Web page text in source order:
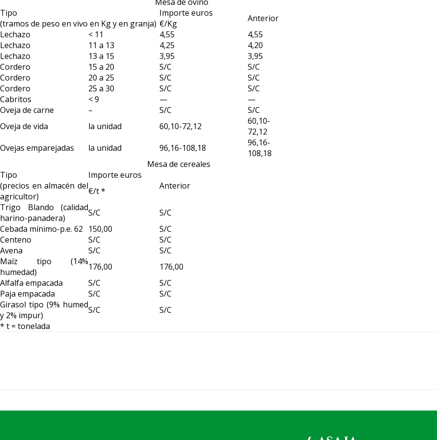
Tipo
Importe euros Anterior
(tramos de peso en vivo en Kg y en granja) €/Kg
Lechazo
< 11 4,55
4,55
Lechazo
11 a 13 4,25
4,20
Lechazo
13 a 15 3,95
3,95
Cordero
15 a 20 S/C
S/C
Cordero
20 a 25 S/C
S/C
Cordero
25 a 30 S/C
S/C
Cabritos
< 9 —
—
Oveja de carne
– S/C
S/C
Oveja de vida
la unidad 60,10-72,12
60,10-
72,12
Ovejas emparejadas
la unidad 96,16-108,18
96,16-
108,18
Mesa de cereales
Tipo
Importe euros
Anterior
(precios en almacén del
agricultor)
€/t *
Trigo Blando (calidad
harino-panadera)
S/C
S/C
Cebada mínimo-p.e. 62
150,00
S/C
Centeno
S/C
S/C
Avena
S/C
S/C
Maíz tipo (14%
humedad)
176,00
176,00
Alfalfa empacada
S/C
S/C
Paja empacada
S/C
S/C
Girasol tipo (9% humed
y 2% impur)
S/C
S/C
* t = tonelada